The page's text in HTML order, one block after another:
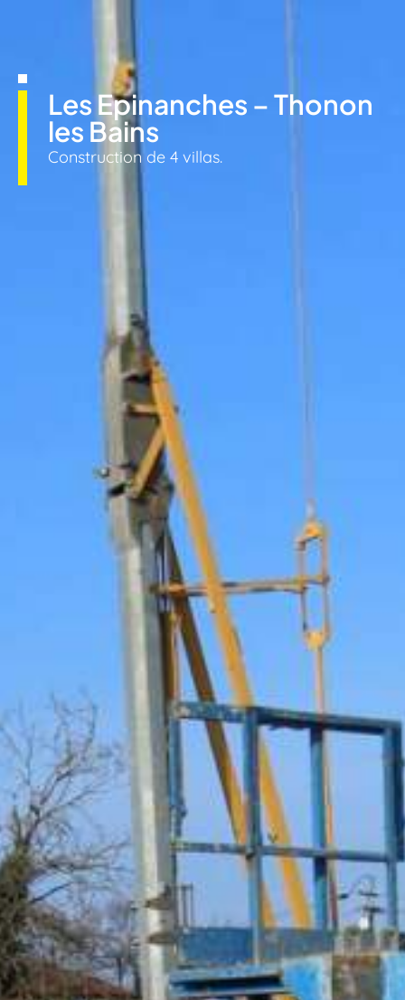
Les Epinanches – Thonon
les Bains
Construction de 4 villas.